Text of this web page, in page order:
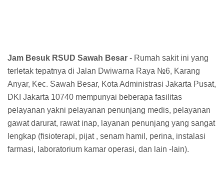
Jam Besuk RSUD Sawah Besar - Rumah sakit ini yang
terletak tepatnya di Jalan Dwiwarna Raya №6, Karang
Anyar, Kec. Sawah Besar, Kota Administrasi Jakarta Pusat,
DKI Jakarta 10740 mempunyai beberapa fasilitas
pelayanan yakni pelayanan penunjang medis, pelayanan
gawat darurat, rawat inap, layanan penunjang yang sangat
lengkap (fisioterapi, pijat , senam hamil, perina, instalasi
farmasi, laboratorium kamar operasi, dan lain -lain).